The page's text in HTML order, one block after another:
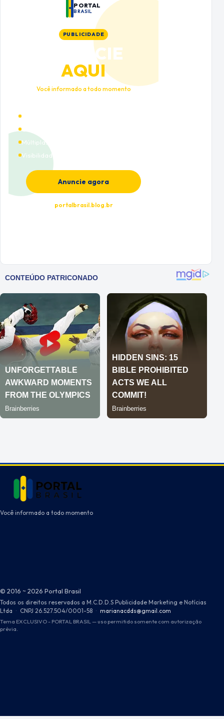
PORTAL
BRASIL
PUBLICIDADE
ANUNCIE
AQUI
Você informado a todo momento
Múltiplas categorias
Visibilidade premium
Anuncie agora
portalbrasil.blog.br
Você informado a todo momento
© 2016 ~ 2026 Portal Brasil
Todos os direitos reservados a M.C.D.D.S Publicidade Marketing e Notícias
Ltda · CNPJ 26.527.504/0001-58 · marianacdds@gmail.com
Tema EXCLUSIVO - PORTAL BRASIL — uso permitido somente com autorização
prévia.